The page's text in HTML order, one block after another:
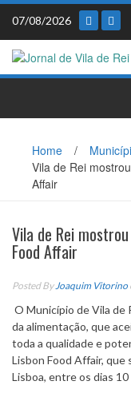
Skip
content
07/08/2026
Home /
Vila de Rei
Affair
Vila de Rei
Food Affair
Posted By Joaquim Vitorino
O Município de Vila de
da alimentação, que
toda a qualidade e
Lisbon Food Affair, que
Lisboa, entre os dias